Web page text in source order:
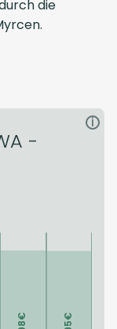
die
-
i